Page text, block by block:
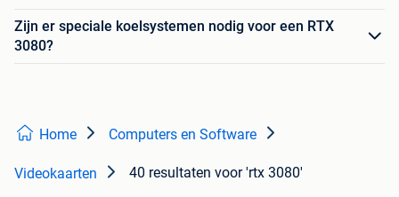
Zijn er speciale koelsystemen nodig voor een RTX
3080?
Home Computers en Software
Videokaarten 40 resultaten voor 'rtx 3080'